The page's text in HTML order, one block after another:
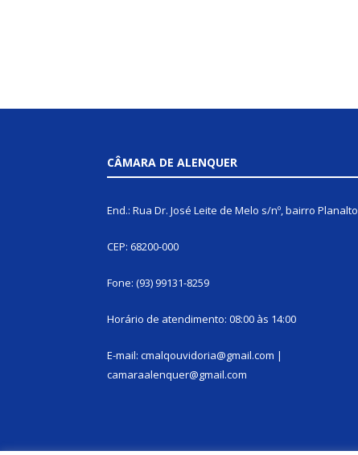
CÂMARA DE ALENQUER
End.: Rua Dr. José Leite de Melo s/nº, bairro Planalto
CEP: 68200-000
Fone: (93) 99131-8259
Horário de atendimento: 08:00 às 14:00
E-mail: cmalqouvidoria@gmail.com |
camaraalenquer@gmail.com